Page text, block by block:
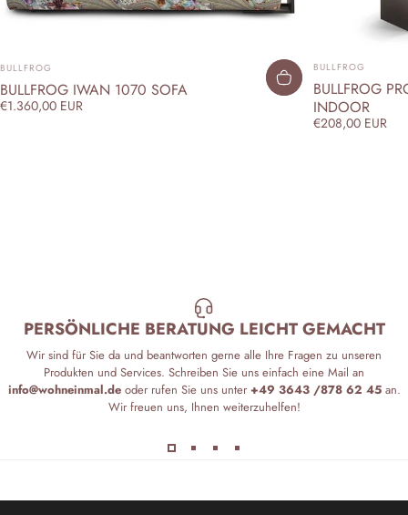
ANBIETER:
BULLFROG
BULLFROG IWAN 1070 SOFA
€1.360,00 EUR
ANBIETER:
BULLFROG
BULLFROG
INDOOR
€208,00 EUR
PERSÖNLICHE BERATUNG LEICHT GEMACHT
Wir sind für Sie da und beantworten gerne alle Ihre Fragen zu unseren
Produkten und Services. Schreiben Sie uns einfach eine Mail an
info@wohneinmal.deoder rufen Sie uns unter+49 3643 /878 62 45an.
Wir freuen uns, Ihnen weiterzuhelfen!